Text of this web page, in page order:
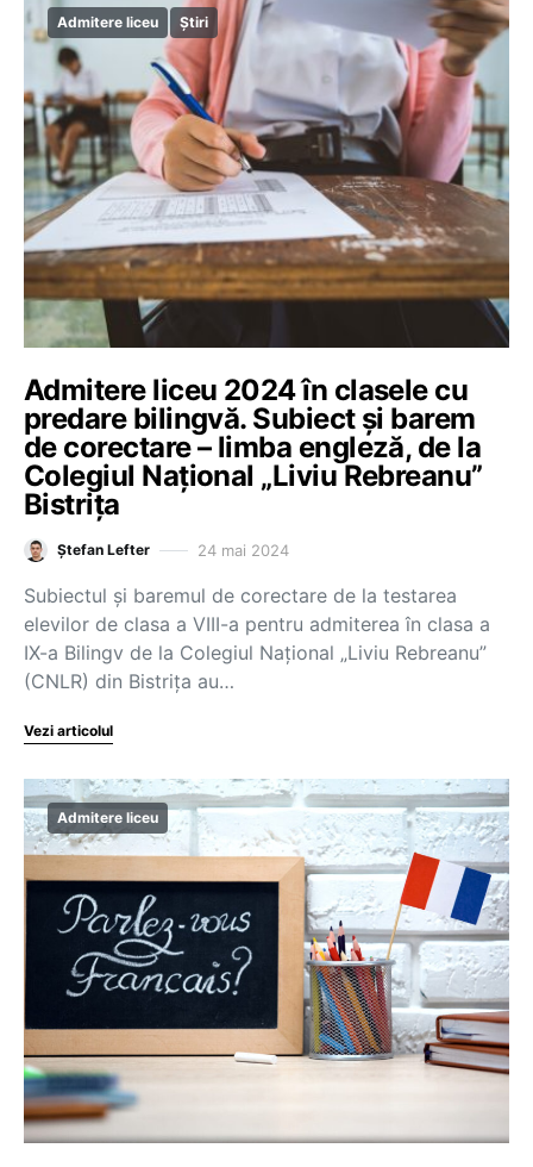
Admitere liceu Știri
Admitere liceu 2024 în clasele cu
predare bilingvă. Subiect și barem
de corectare – limba engleză, de la
Colegiul Național „Liviu Rebreanu”
Bistrița
Ștefan Lefter 24 mai 2024
Subiectul și baremul de corectare de la testarea
elevilor de clasa a VIII-a pentru admiterea în clasa a
IX-a Bilingv de la Colegiul Național „Liviu Rebreanu”
(CNLR) din Bistrița au…
Vezi articolul
Admitere liceu